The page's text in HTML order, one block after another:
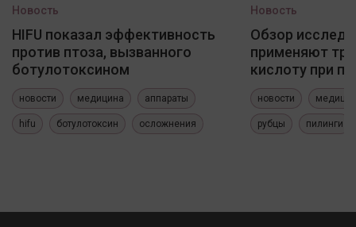
Новость
HIFU показал эффективность
против птоза, вызванного
ботулотоксином
новости медицина аппараты
hifu ботулотоксин осложнения
Новость
Обзор
применяют
кислоту при
новости
рубцы пилинги